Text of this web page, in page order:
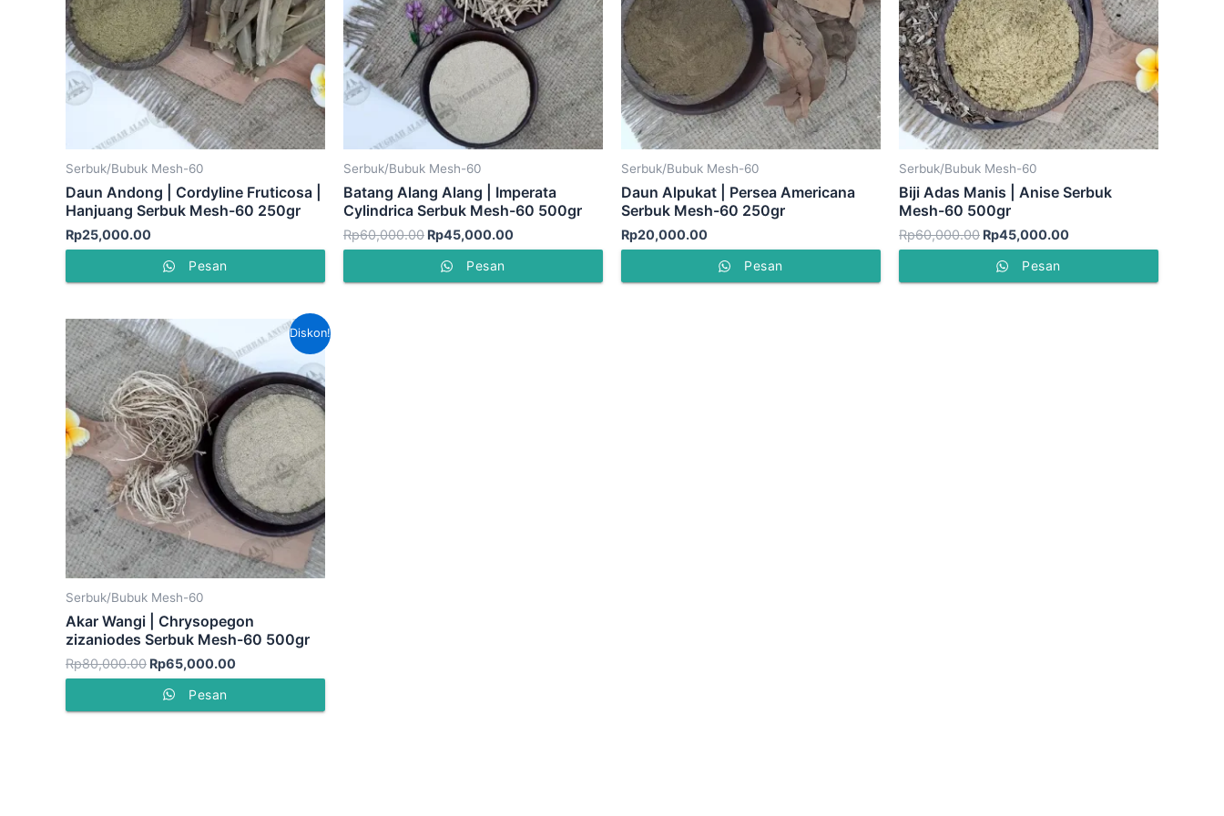
Serbuk/Bubuk Mesh-60
Daun Andong | Cordyline Fruticosa |
Hanjuang Serbuk Mesh-60 250gr
Rp25,000.00
Pesan
Serbuk/Bubuk Mesh-60
Batang Alang Alang | Imperata
Cylindrica Serbuk Mesh-60 500gr
Rp60,000.00 Rp45,000.00
Pesan
Serbuk/Bubuk Mesh-60
Daun Alpukat | Persea Americana
Serbuk Mesh-60 250gr
Rp20,000.00
Pesan
Serbuk/Bubuk Mesh-60
Biji Adas Manis | Anise Serbuk
Mesh-60 500gr
Rp60,000.00 Rp45,000.00
Pesan
Diskon!
Serbuk/Bubuk Mesh-60
Akar Wangi | Chrysopegon
zizaniodes Serbuk Mesh-60 500gr
Rp80,000.00
Harga
aslinya
adalah:
Rp80,000.00.
Rp65,000.00
saat
ini
adalah:
Rp65,000.00.
Pesan